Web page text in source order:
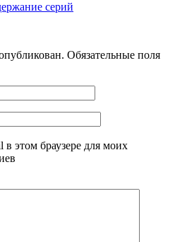
серий
Обязательные поля
этом браузере для моих